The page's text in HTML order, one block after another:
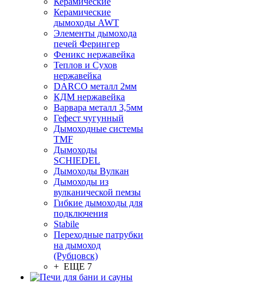
Керамические
дымоходы AWT
Элементы дымохода
печей Ферингер
Феникс нержавейка
Теплов и Сухов
нержавейка
DARCO металл 2мм
КДМ нержавейка
Варвара металл 3,5мм
Гефест чугунный
Дымоходные системы
TMF
Дымоходы
SCHIEDEL
Дымоходы Вулкан
Дымоходы из
вулканической пемзы
Гибкие дымоходы для
подключения
Stabile
Переходные патрубки
на дымоход
(Рубцовск)
+ ЕЩЕ 7